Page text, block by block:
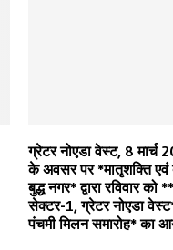
ग्रेटर नोएडा वेस्ट, 8 मार्च
के अवसर पर *मातृशक्ति एवं
बुद्ध नगर* द्वारा रविवार
सेक्टर-1, ग्रेटर नोएडा
पंचमी मिलन समारोह* का